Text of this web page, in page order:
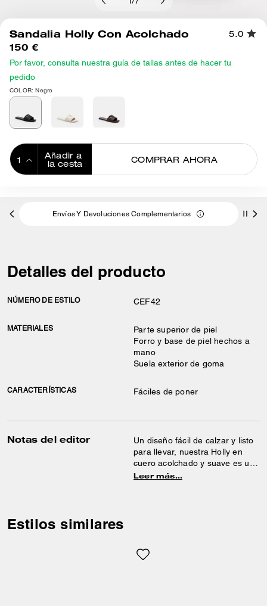
/7
Sandalia Holly Con Acolchado 5.0
150 €
Por favor, consulta nuestra guía de tallas antes de hacer tu
pedido
COLOR: Negro
Añadir a
la cesta
COMPRAR AHORA
Envíos Y Devoluciones Complementarios
Detalles del producto
NÚMERO DE ESTILO CEF42
MATERIALES
Parte superior de piel
Forro y base de piel hechos a
mano
Suela exterior de goma
CARACTERÍSTICAS Fáciles de poner
Notas del editor
Un diseño fácil de calzar y listo
para llevar, nuestra Holly en
cuero acolchado y suave es un
estilo sofisticado sin esfuerzo.
toque de herencia.
Leer más…
Estilos similares